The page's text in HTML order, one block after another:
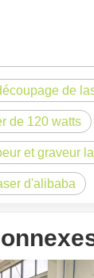
de
de 120 watts
et graveur
d'alibaba